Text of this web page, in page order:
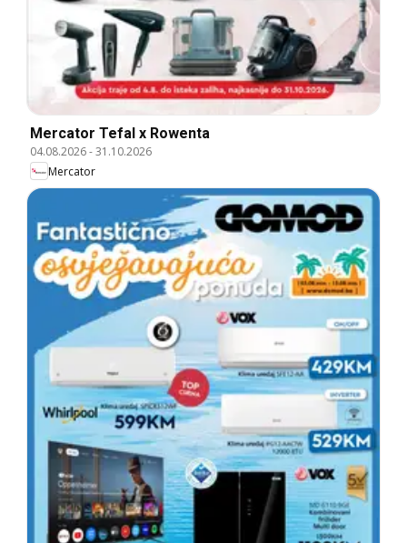
Mercator Tefal x Rowenta
04.08.2026-31.10.2026
Mercator